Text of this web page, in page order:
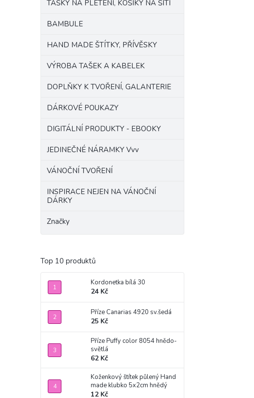
TAŠKY NA PLETENÍ, KOŠÍKY NA ŠÍTÍ
BAMBULE
HAND MADE ŠTÍTKY, PŘÍVĚSKY
VÝROBA TAŠEK A KABELEK
DOPLŇKY K TVOŘENÍ, GALANTERIE
DÁRKOVÉ POUKAZY
DIGITÁLNÍ PRODUKTY - EBOOKY
JEDINEČNÉ NÁRAMKY Vvv
VÁNOČNÍ TVOŘENÍ
INSPIRACE NEJEN NA VÁNOČNÍ
DÁRKY
Značky
Top 10 produktů
Kordonetka bílá 30
24 Kč
Příze Canarias 4920 sv.šedá
25 Kč
Příze Puffy color 8054 hnědo-
světlá
62 Kč
Koženkový štítek půlený Hand
made klubko 5x2cm hnědý
12 Kč